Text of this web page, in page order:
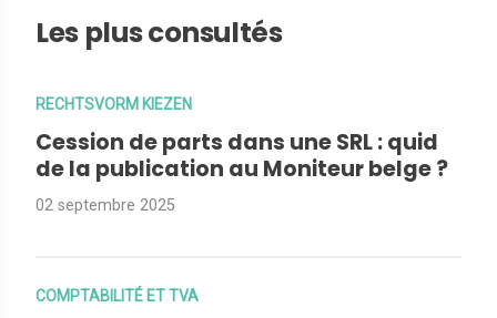
Les plus consultés
RECHTSVORM KIEZEN
Cession de parts dans une SRL : quid
de la publication au Moniteur belge ?
02 septembre 2025
COMPTABILITÉ ET TVA